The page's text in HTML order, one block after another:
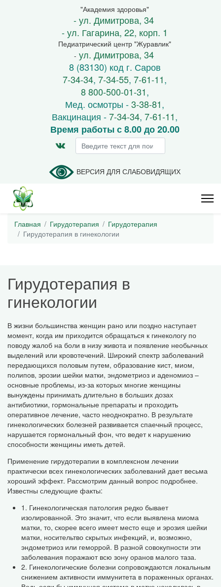
"Академия здоровья"
- ул. Димитрова, 34
- ул. Гагарина, 22, корп. 1
Педиатрический центр "Журавлик"
- ул. Димитрова, 34
8 (83130) код г. Саров
7-34-34,7-34-55,7-61-11,
8 800-500-01-31,
Мед. осмотры -3-38-81,
Вакцинация -7-34-34,7-61-11,
Время работы с 8.00 до 20.00
ВЕРСИЯ ДЛЯ СЛАБОВИДЯЩИХ
Главная Гирудотерапия
Гирудотерапия
Гирудотерапия в гинекологии
Гирудотерапия в
гинекологии
В жизни большинства женщин рано или поздно наступает
момент, когда им приходится обращаться к гинекологу по
поводу жалоб на боли в низу живота и появление необычных
выделений или кровотечений. Широкий спектр заболеваний
передающихся половым путем, образование кист, миом,
полипов, эрозии шейки матки, эндометриоз и аденомиоз –
основные проблемы, из-за которых многие женщины
вынуждены принимать длительно в больших дозах
антибиотики, гормональные препараты и проходить
оперативное лечение, часто неоднократно. В результате
гинекологических болезней развивается спаечный процесс,
нарушается гормональный фон, что ведет к нарушению
способности женщины иметь детей.
Применение гирудотерапии в комплексном лечении
практически всех гинекологических заболеваний дает весьма
хороший эффект. Рассмотрим данный вопрос подробнее.
Известны следующие факты:
1. Гинекологическая патология редко бывает
изолированной. Это значит, что если выявлена миома
матки, то, скорее всего имеет место еще и эрозия шейки
матки, носительтво скрытых инфекций, и, возможно,
эндометриоз или геморрой. В разной совокупности эти
заболевания поражают всю зону оранов малого таза.
2. Гинекологические болезни сопровождаются локальным
снижением активности иммунитета в пораженных органах.